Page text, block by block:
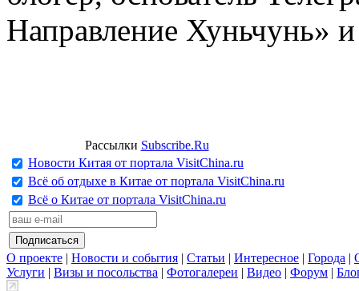
Направление Хуньчунь»
Рассылки Subscribe.Ru
Новости Китая от портала VisitChina.ru
Всё об отдыхе в Китае от портала VisitChina.ru
Всё о Китае от портала VisitChina.ru
О проекте | Новости и события | Статьи | Интересное | Города |
Услуги | Визы и посольства | Фотогалереи | Видео | Форум |